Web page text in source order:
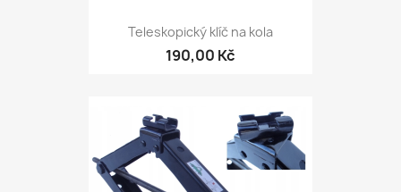
Teleskopický klíč na kola
190,00 Kč